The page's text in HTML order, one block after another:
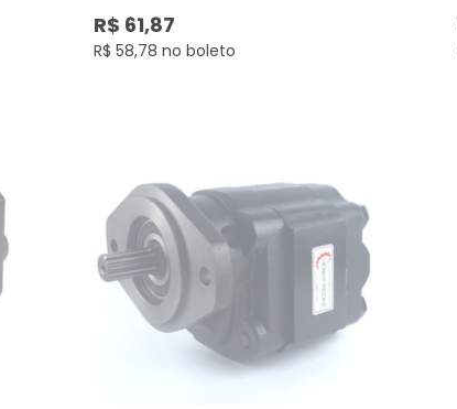
R$ 61,87
R$ 58,78 no boleto